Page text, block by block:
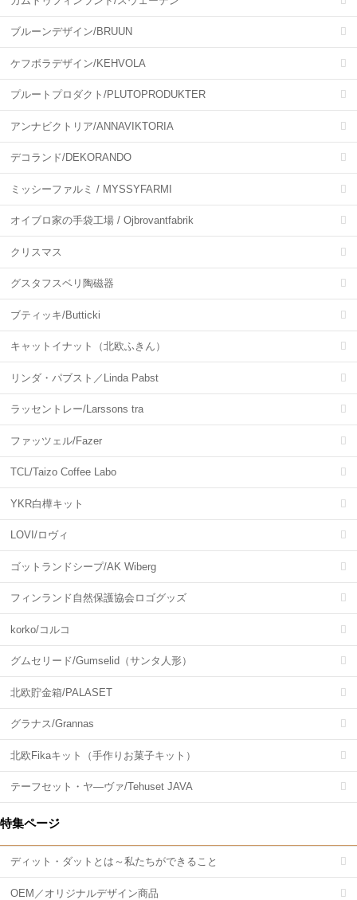
ブルーンデザイン/BRUUN
ケフボラデザイン/KEHVOLA
プルートプロダクト/PLUTOPRODUKTER
アンナビクトリア/ANNAVIKTORIA
デコランド/DEKORANDO
ミッシーファルミ / MYSSYFARMI
オイブロ家の手袋工場 / Ojbrovantfabrik
クリスマス
グスタフスベリ陶磁器
ブティッキ/Butticki
キャットイナット（北欧ふきん）
リンダ・パブスト／Linda Pabst
ラッセントレー/Larssons tra
ファッツェル/Fazer
TCL/Taizo Coffee Labo
YKR白樺キット
LOVI/ロヴィ
ゴットランドシープ/AK Wiberg
フィンランド自然保護協会ロゴグッズ
korko/コルコ
グムセリード/Gumselid（サンタ人形）
北欧貯金箱/PALASET
グラナス/Grannas
北欧Fikaキット（手作りお菓子キット）
テーフセット・ヤ―ヴァ/Tehuset JAVA
特集ページ
ディット・ダットとは～私たちができること
OEM／オリジナルデザイン商品